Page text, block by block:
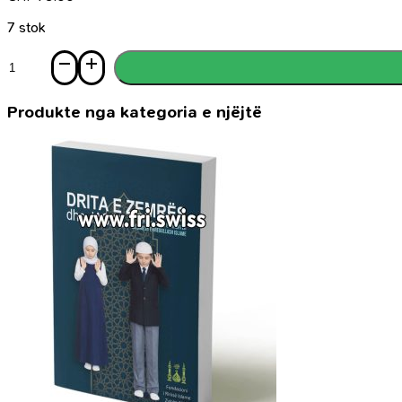
7 stok
Ihjau-
Din,
Produkte nga kategoria e njëjtë